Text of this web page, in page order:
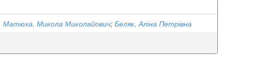
Матюха, Микола Миколайович; Беляк, Аліна Петрівна